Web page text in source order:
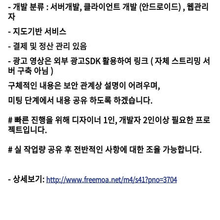
- 개발 분류 : 서버개발, 클라이언트 개발 (안드로이드) , 웹관리
자
- 지도기반 서비스
- 결제 및 정산 관리 있음
- 광고 영상은 외부 광고SDK 활용하여 링크 ( 자체 스트리밍 서
버 구축 아님 )
구체적인 내용은 보안 관계상 설명이 어려우며,
미팅 단계에서 내용 공유 하도록 하겠습니다.
# 빠른 진행을 위해 디자이너 1인, 개발자 2인이상 필요한 프로
젝트입니다.
# 실 작업량 공유 후 전반적인 사항에 대한 조율 가능합니다.
-상세보기: http://www.freemoa.net/m4/s41?pno=3704